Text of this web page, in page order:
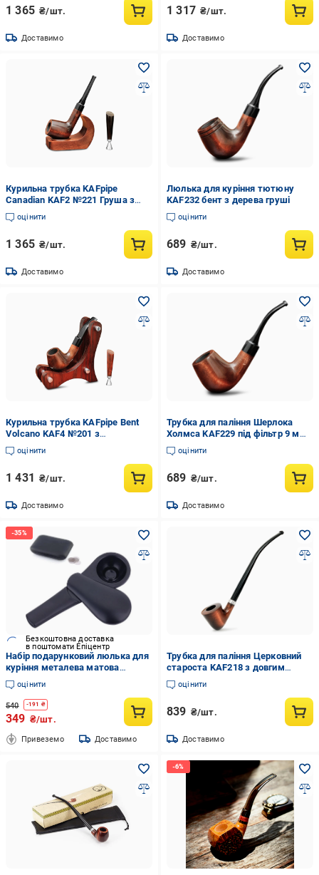
1 365 ₴/шт.
Доставимо
1 317 ₴/шт.
Доставимо
Курильна трубка KAFpipe
Canadian KAF2 №221 Груша з
підставкою/тампером
оцінити
1 365 ₴/шт.
Доставимо
Люлька для куріння тютюну
KAF232 бент з дерева груші
оцінити
689 ₴/шт.
Доставимо
Курильна трубка KAFpipe Bent
Volcano KAF4 №201 з
підставкою/тампером
оцінити
1 431 ₴/шт.
Доставимо
Трубка для паління Шерлока
Холмса KAF229 під фільтр 9 мм
13 см Груша
оцінити
689 ₴/шт.
Доставимо
Безкоштовна доставка
в поштомати Епіцентр
Набір подарунковий люлька для
куріння металева матова
Чорний
оцінити
540 -191 ₴
349 ₴/шт.
Привеземо Доставимо
Трубка для паління Церковний
староста KAF218 з довгим
акриловим мундштуком із
дерева груші 24 см
оцінити
839 ₴/шт.
Доставимо